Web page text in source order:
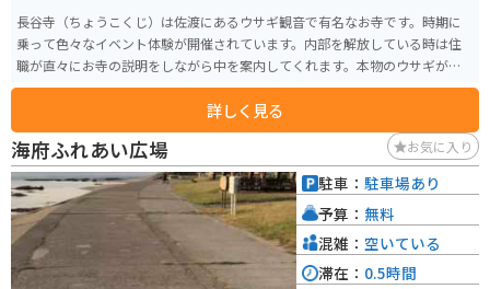
長谷寺（ちょうこくじ）は佐渡にあるウサギ観音で有名なお寺です。時期に
乗って色々なイベント体験が開催されています。内部を解放している時は住
職が直々にお寺の説明をしながら中を案内してくれます。本物のウサギが野
放しになっているので、運が良ければウサギに触ることもできます。
詳しく見る
海府ふれあい広場 お気に入り
駐車： 駐車場あり
予算： 無料
混雑： 空いている
滞在： 0.5時間